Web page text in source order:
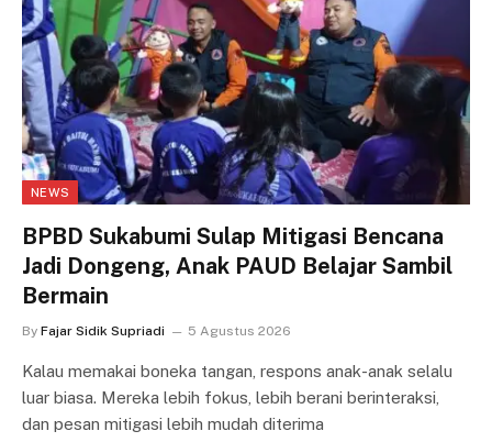
NEWS
BPBD Sukabumi Sulap Mitigasi Bencana
Jadi Dongeng, Anak PAUD Belajar Sambil
Bermain
By Fajar Sidik Supriadi 5 Agustus 2026
Kalau memakai boneka tangan, respons anak-anak selalu
luar biasa. Mereka lebih fokus, lebih berani berinteraksi,
dan pesan mitigasi lebih mudah diterima